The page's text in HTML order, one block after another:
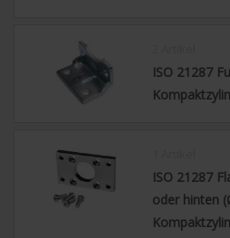
ISO 21287
ISO 21287
oder hinten